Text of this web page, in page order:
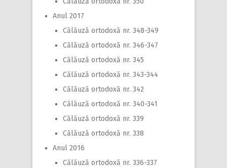
Anul 2017
Călăuză ortodoxă nr. 348-349
Călăuză ortodoxă nr. 346-347
Călăuză ortodoxă nr. 345
Călăuză ortodoxă nr. 343-344
Călăuză ortodoxă nr. 342
Călăuză ortodoxă nr. 340-341
Călăuză ortodoxă nr. 339
Călăuză ortodoxă nr. 338
Anul 2016
Călăuză ortodoxă nr. 336-337